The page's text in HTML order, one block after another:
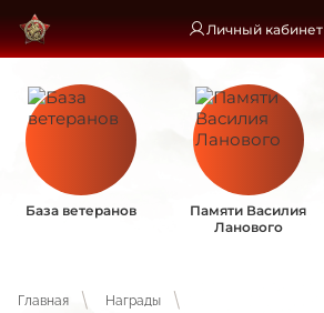
Личный кабинет
База ветеранов
Памяти Василия
Ланового
Главная
Награды